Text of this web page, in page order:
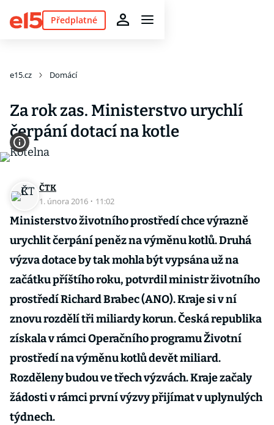
Předplatné
e15.cz Domácí
Za rok zas. Ministerstvo urychlí
čerpání dotací na kotle
ČTK
1. února 2016 · 11:02
Ministerstvo životního prostředí chce výrazně
urychlit čerpání peněz na výměnu kotlů. Druhá
výzva dotace by tak mohla být vypsána už na
začátku příštího roku, potvrdil ministr životního
prostředí Richard Brabec (ANO). Kraje si v ní
znovu rozdělí tři miliardy korun. Česká republika
získala v rámci Operačního programu Životní
prostředí na výměnu kotlů devět miliard.
Rozděleny budou ve třech výzvách. Kraje začaly
žádosti v rámci první výzvy přijímat v uplynulých
týdnech.